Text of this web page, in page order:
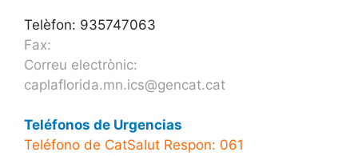
Telèfon: 935747063
Fax:
Correu electrònic:
caplaflorida.mn.ics@gencat.cat
Teléfonos de Urgencias
Teléfono de CatSalut Respon: 061